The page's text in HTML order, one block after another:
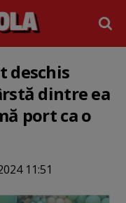
deschis
dintre ea
port ca o
11:51